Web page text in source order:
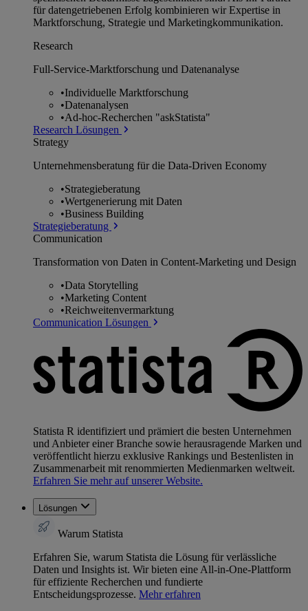
für datengetriebenen Erfolg kombinieren wir Expertise in
Marktforschung, Strategie und Marketingkommunikation.
Research
Full-Service-Marktforschung und Datenanalyse
•Individuelle Marktforschung
•Datenanalysen
•Ad-hoc-Recherchen "askStatista"
Research Lösungen
Strategy
Unternehmens­beratung für die Data-Driven Economy
•Strategieberatung
•Wertgenerierung mit Daten
•Business Building
Strategieberatung
Communication
Transformation von Daten in Content-Marketing und Design
•Data Storytelling
•Marketing Content
•Reichweitenvermarktung
Communication Lösungen
Statista R identifiziert und prämiert die besten Unternehmen
und Anbieter einer Branche sowie herausragende Marken und
veröffentlicht hierzu exklusive Rankings und Bestenlisten in
Zusammenarbeit mit renommierten Medienmarken weltweit.
Erfahren Sie mehr auf unserer Website.
Lösungen
Warum Statista
Erfahren Sie, warum Statista die Lösung für verlässliche
Daten und Insights ist. Wir bieten eine All-in-One-Plattform
für effiziente Recherchen und fundierte
Entscheidungsprozesse. Mehr erfahren